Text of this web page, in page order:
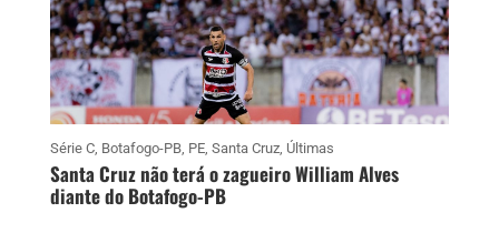
Série C, Botafogo-PB, PE, Santa Cruz, Últimas
Santa Cruz não terá o zagueiro William Alves
diante do Botafogo-PB